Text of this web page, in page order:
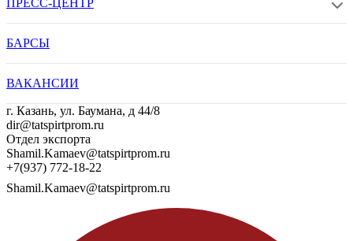
ПРЕСС-ЦЕНТР
БАРСЫ
ВАКАНСИИ
г. Казань, ул. Баумана, д 44/8
dir@tatspirtprom.ru
Отдел экспорта
Shamil.Kamaev@tatspirtprom.ru
+7(937) 772-18-22
Shamil.Kamaev@tatspirtprom.ru